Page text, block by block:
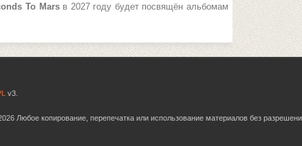
To Marsв 2027 году будет посвящён альбомам
v3.
Любое копирование, перепечатка или использование материалов без